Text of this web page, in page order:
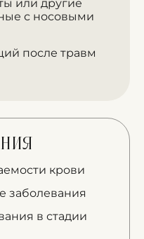
или другие
с носовыми
после травм
крови
заболевания
в стадии